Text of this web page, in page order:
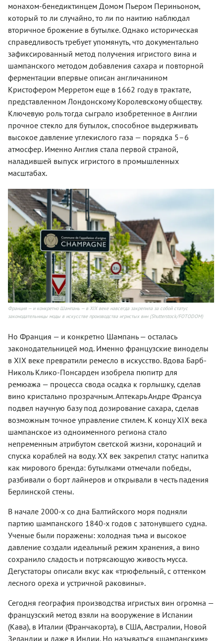
монахом-бенедиктинцем Домом Пьером Периньоном,
который то ли случайно, то ли по наитию наблюдал
вторичное брожение в бутылке. Однако историческая
справедливость требует упомянуть, что документально
зафиксированный метод получения игристого вина и
шампанского методом добавления сахара и повторной
ферментации впервые описан англичанином
Кристофером Мерретом еще в 1662 году в трактате,
представленном Лондонскому Королевскому обществу.
Ключевую роль тогда сыграло изобретенное в Англии
прочное стекло для бутылок, способное выдерживать
высокое давление углекислого газа — порядка 5–6
атмосфер. Именно Англия стала первой страной,
наладившей выпуск игристого в промышленных
масштабах.
Франция — и конкретно Шампань — в XIX веке навсегда закрепила за собой статус
законодательницы моды в искусстве производства игристых вин (Shutterstock/FOTODOM)
Но Франция — и конкретно Шампань — осталась
законодательницей мод. Именно французские виноделы
в XIX веке превратили ремесло в искусство. Вдова Барб-
Николь Клико-Понсарден изобрела пюпитр для
ремюажа — процесса свода осадка к горлышку, сделав
вино кристально прозрачным. Аптекарь Андре Франсуа
подвел научную базу под дозирование сахара, сделав
возможным точное управление стилем. К концу XIX века
шампанское из одноименного региона стало
непременным атрибутом светской жизни, коронаций и
спуска кораблей на воду. XX век закрепил статус напитка
как мирового бренда: бутылками отмечали победы,
разбивали о борт лайнеров и открывали в честь падения
Берлинской стены.
В начале 2000-х со дна Балтийского моря подняли
партию шампанского 1840-х годов с затонувшего судна.
Ученые были поражены: холодная тьма и высокое
давление создали идеальный режим хранения, а вино
сохранило сладость и потрясающую живость мусса.
Дегустаторы описали вкус как «трюфельный, с оттенком
лесного ореха и устричной раковины».
Сегодня география производства игристых вин огромна —
французский метод взяли на вооружение в Испании
(Кава), в Италии (Франчакорта), в США, Австралии, Новой
Зеландии и даже в Индии. Но называться «шампанским»